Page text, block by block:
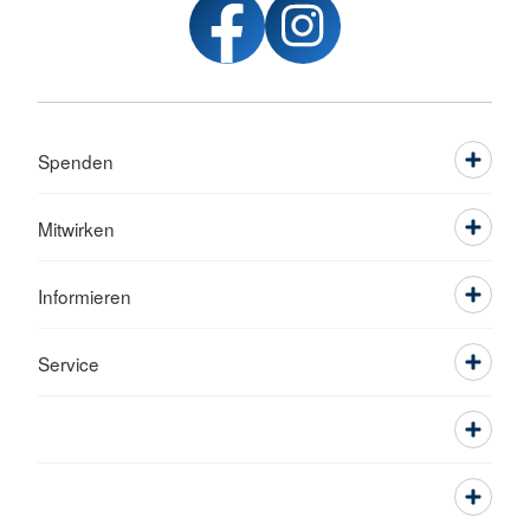
Spenden
Mitwirken
Informieren
Service